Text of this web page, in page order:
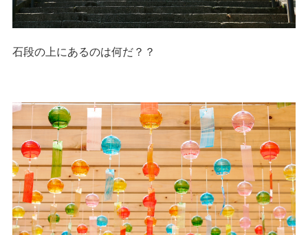
石段の上にあるのは何だ？？